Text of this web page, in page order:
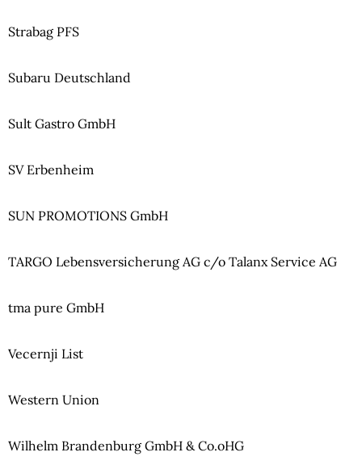
Strabag PFS
Subaru Deutschland
Sult Gastro GmbH
SV Erbenheim
SUN PROMOTIONS GmbH
TARGO Lebensversicherung AG c/o Talanx Service AG
tma pure GmbH
Vecernji List
Western Union
Wilhelm Brandenburg GmbH & Co.oHG